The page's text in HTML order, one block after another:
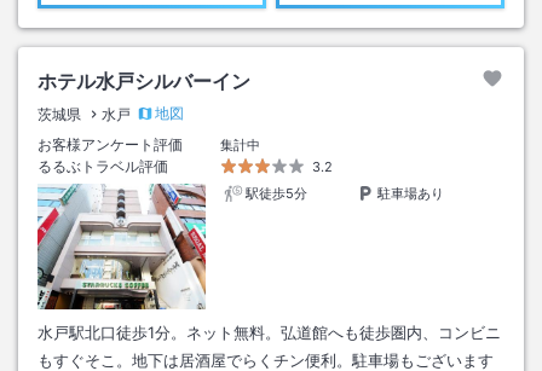
ホテル水戸シルバーイン
茨城県 水戸
地図
お客様アンケート評価
集計中
るるぶトラベル評価
3.2
駅徒歩5分
駐車場あり
水戸駅北口徒歩1分。ネット無料。弘道館へも徒歩圏内、コンビニ
もすぐそこ。地下は居酒屋でらくチン便利。駐車場もございます